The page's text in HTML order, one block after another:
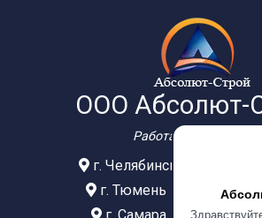
ООО Абсолют-
Работаем с 2012 года
г. Челябинск
г. Тюмень